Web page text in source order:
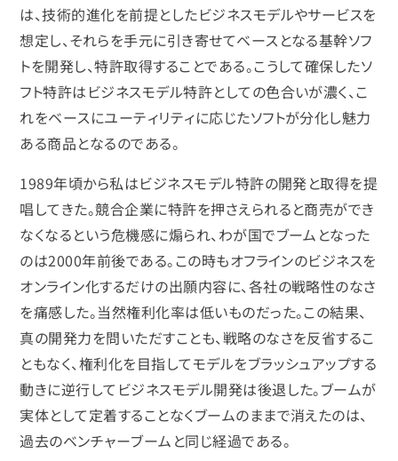
は、技術的進化を前提としたビジネスモデルやサービスを
想定し、それらを手元に引き寄せてベースとなる基幹ソフ
トを開発し、特許取得することである。こうして確保したソ
フト特許はビジネスモデル特許としての色合いが濃く、こ
れをベースにユーティリティに応じたソフトが分化し魅力
ある商品となるのである。
1989年頃から私はビジネスモデル特許の開発と取得を提
唱してきた。競合企業に特許を押さえられると商売ができ
なくなるという危機感に煽られ、わが国でブームとなった
のは2000年前後である。この時もオフラインのビジネスを
オンライン化するだけの出願内容に、各社の戦略性のなさ
を痛感した。当然権利化率は低いものだった。この結果、
真の開発力を問いただすことも、戦略のなさを反省するこ
ともなく、権利化を目指してモデルをブラッシュアップする
動きに逆行してビジネスモデル開発は後退した。ブームが
実体として定着することなくブームのままで消えたのは、
過去のベンチャーブームと同じ経過である。